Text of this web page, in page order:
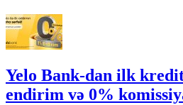
Yelo Bank-dan ilk
endirim və 0%